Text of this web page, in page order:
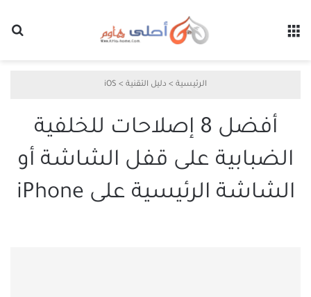
الرئيسية > دليل التقنية >
iOS
أفضل 8 إصلاحات للخلفية
الضبابية على قفل الشاشة أو
الشاشة الرئيسية على iPhone